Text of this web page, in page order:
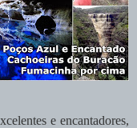
e encantadores,